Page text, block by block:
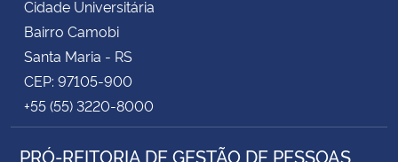
Cidade Universitária
Bairro Camobi
Santa Maria - RS
CEP: 97105-900
+55 (55) 3220-8000
PRÓ-REITORIA DE GESTÃO DE PESSOAS